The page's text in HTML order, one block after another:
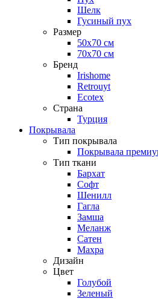
Шелк
Гусиный пух
Размер
50х70 см
70х70 см
Бренд
Irishome
Retrouyt
Ecotex
Cтрана
Турция
Покрывала
Тип покрывала
Покрывала
Тип ткани
Бархат
Софт
Шенилл
Гагла
Замша
Меланж
Сатен
Махра
Дизайн
Цвет
Голубой
Зеленый